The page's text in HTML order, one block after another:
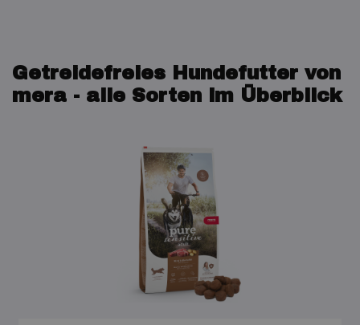
Getreidefreies Hundefutter von
mera - alle Sorten im Überblick